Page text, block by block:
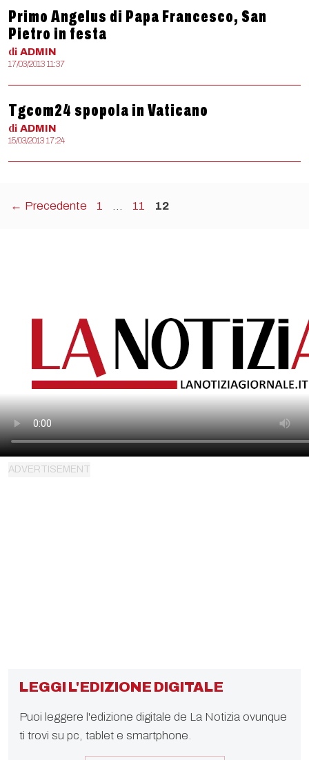
Primo Angelus di Papa Francesco, San
Pietro in festa
di ADMIN
17/03/2013 11:37
Tgcom24 spopola in Vaticano
di ADMIN
15/03/2013 17:24
← Precedente Pagina
1 … Pagina
11 Pagina
12
LEGGI L'EDIZIONE DIGITALE
Puoi leggere l'edizione digitale de La Notizia ovunque
ti trovi su pc, tablet e smartphone.